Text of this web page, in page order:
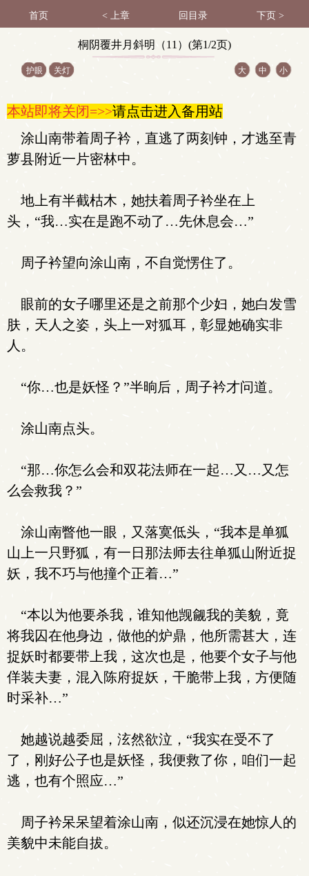
首页 < 上章 回目录 下页 >
桐阴覆井月斜明（11）(第1/2页)
护眼 关灯 大 中 小
本站即将关闭=>>请点击进入备用站
涂山南带着周子衿，直逃了两刻钟，才逃至青
萝县附近一片密林中。
地上有半截枯木，她扶着周子衿坐在上
头，“我…实在是跑不动了…先休息会…”
周子衿望向涂山南，不自觉愣住了。
眼前的女子哪里还是之前那个少妇，她白发雪
肤，天人之姿，头上一对狐耳，彰显她确实非
人。
“你…也是妖怪？”半晌后，周子衿才问道。
涂山南点头。
“那…你怎么会和双花法师在一起…又…又怎
么会救我？”
涂山南瞥他一眼，又落寞低头，“我本是单狐
山上一只野狐，有一日那法师去往单狐山附近捉
妖，我不巧与他撞个正着…”
“本以为他要杀我，谁知他觊觎我的美貌，竟
将我囚在他身边，做他的炉鼎，他所需甚大，连
捉妖时都要带上我，这次也是，他要个女子与他
佯装夫妻，混入陈府捉妖，干脆带上我，方便随
时采补…”
她越说越委屈，泫然欲泣，“我实在受不了
了，刚好公子也是妖怪，我便救了你，咱们一起
逃，也有个照应…”
周子衿呆呆望着涂山南，似还沉浸在她惊人的
美貌中未能自拔。